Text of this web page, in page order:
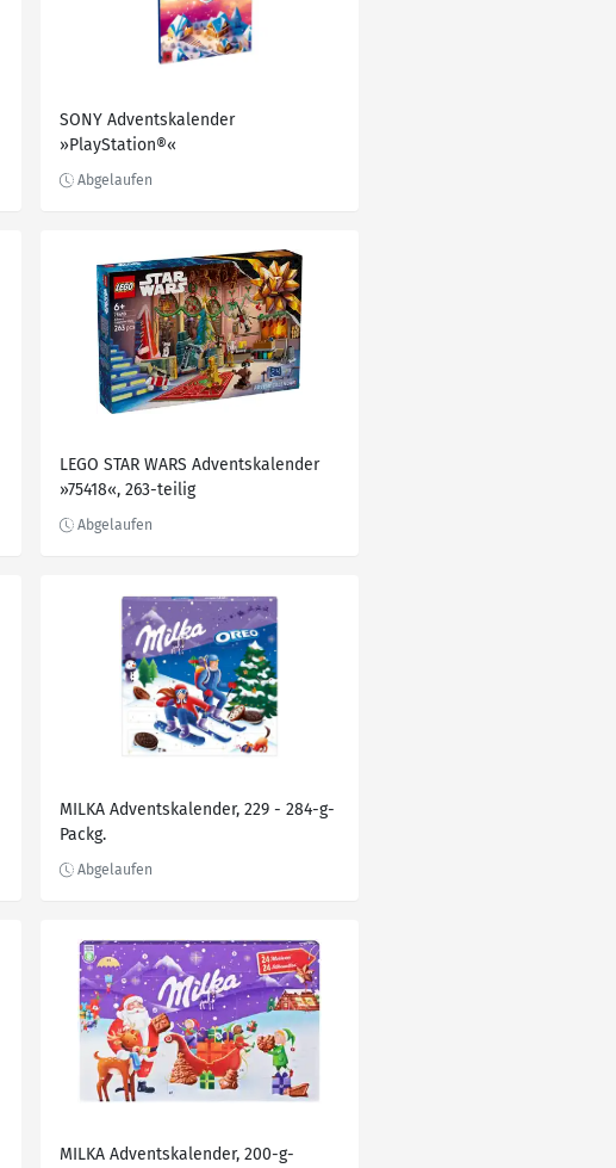
SONY Adventskalender
»PlayStation®«
LEGO STAR WARS Adventskalender
»75418«, 263-teilig
MILKA Adventskalender, 229 - 284-g-
Packg.
MILKA Adventskalender, 200-g-